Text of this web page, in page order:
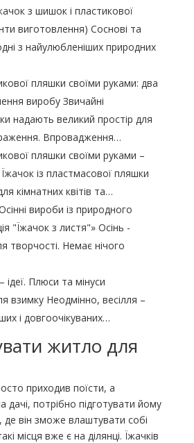
з шишок і пластикової
виготовлення) Соснові та
з найулюбленіших природних
пляшки своїми руками: два
виробу Звичайні
надають великий простір для
Впровадження…
пляшки своїми руками –
із пластмасової пляшки
кімнатних квітів та…
вироби із природного
"Їжачок з листя"» Осінь -
творчості. Немає нічого
ідеї. Плюси та мінуси
взимку Неодмінно, весілля –
і довгоочікуваних…
житло для
приходив поїсти, а
потрібно підготувати йому
де він зможе влаштувати собі
місця вже є на ділянці. Їжачків